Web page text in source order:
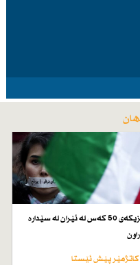
نزیكەی 50 كەس لە ئێران لە سێدارە